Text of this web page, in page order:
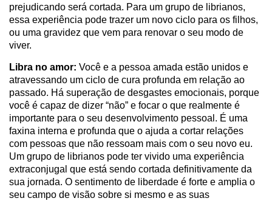
prejudicando será cortada. Para um grupo de librianos,
essa experiência pode trazer um novo ciclo para os filhos,
ou uma gravidez que vem para renovar o seu modo de
viver.
Libra no amor: Você e a pessoa amada estão unidos e
atravessando um ciclo de cura profunda em relação ao
passado. Há superação de desgastes emocionais, porque
você é capaz de dizer “não” e focar o que realmente é
importante para o seu desenvolvimento pessoal. É uma
faxina interna e profunda que o ajuda a cortar relações
com pessoas que não ressoam mais com o seu novo eu.
Um grupo de librianos pode ter vivido uma experiência
extraconjugal que está sendo cortada definitivamente da
sua jornada. O sentimento de liberdade é forte e amplia o
seu campo de visão sobre si mesmo e as suas